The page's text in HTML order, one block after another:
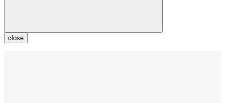
close